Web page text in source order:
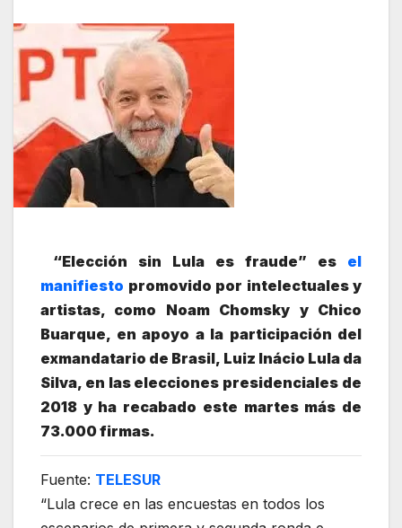
“Elección sin Lula es fraude” es el
manifiesto promovido por intelectuales y
artistas, como Noam Chomsky y Chico
Buarque, en apoyo a la participación del
exmandatario de Brasil, Luiz Inácio Lula da
Silva, en las elecciones presidenciales de
2018 y ha recabado este martes más de
73.000 firmas.
Fuente: TELESUR
“Lula crece en las encuestas en todos los